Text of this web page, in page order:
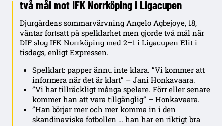
två mål mot IFK Norrköping i Ligacupen
Djurgårdens sommarvärvning Angelo Agbejoye, 18,
väntar fortsatt på spelklarhet men gjorde två mål när
DIF slog IFK Norrköping med 2–1 i Ligacupen Elit i
tisdags, enligt Expressen.
Spelklart: papper ännu inte klara. ”Vi kommer att
informera när det är klart” – Jani Honkavaara.
”Vi har tillräckligt många spelare. Förr eller senare
kommer han att vara tillgänglig” – Honkavaara.
”Han börjar mer och mer komma in i den
skandinaviska fotbollen … han har en riktigt bra